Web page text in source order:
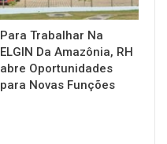
Para Trabalhar Na
ELGIN Da Amazônia, RH
abre Oportunidades
para Novas Funções